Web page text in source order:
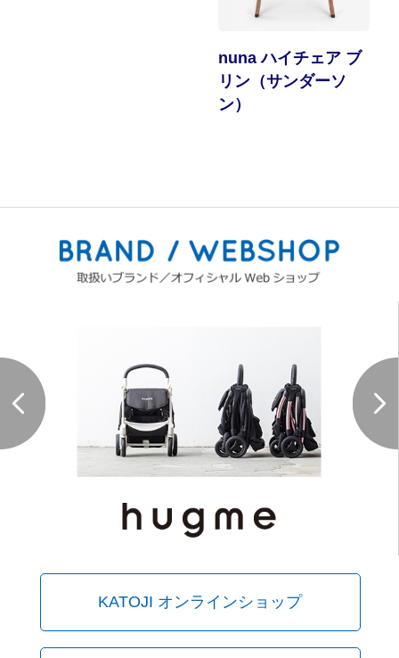
nuna ハイチェア ブ
リン（サンダーソ
ン）
KATOJI オンラインショップ